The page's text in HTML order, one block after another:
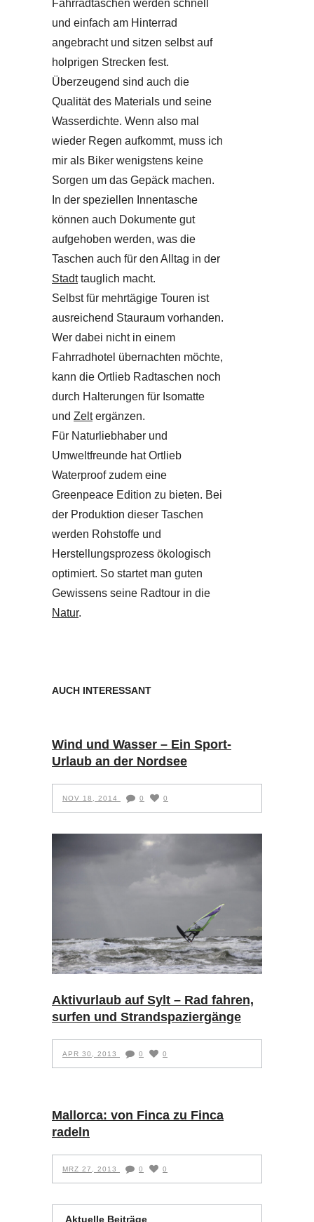
Fahrradtaschen werden schnell
und einfach am Hinterrad
angebracht und sitzen selbst auf
holprigen Strecken fest.
Überzeugend sind auch die
Qualität des Materials und seine
Wasserdichte. Wenn also mal
wieder Regen aufkommt, muss ich
mir als Biker wenigstens keine
Sorgen um das Gepäck machen.
In der speziellen Innentasche
können auch Dokumente gut
aufgehoben werden, was die
Taschen auch für den Alltag in der
Stadttauglich macht.
Selbst für mehrtägige Touren ist
ausreichend Stauraum vorhanden.
Wer dabei nicht in einem
Fahrradhotel übernachten möchte,
kann die Ortlieb Radtaschen noch
durch Halterungen für Isomatte
und Zeltergänzen.
Für Naturliebhaber und
Umweltfreunde hat Ortlieb
Waterproof zudem eine
Greenpeace Edition zu bieten. Bei
der Produktion dieser Taschen
werden Rohstoffe und
Herstellungsprozess ökologisch
optimiert. So startet man guten
Gewissens seine Radtour in die
Natur.
AUCH INTERESSANT
Wind und Wasser – Ein Sport-
Urlaub an der Nordsee
NOV 18, 2014 0 0
Aktivurlaub auf Sylt – Rad fahren,
surfen und Strandspaziergänge
APR 30, 2013 0 0
Mallorca: von Finca zu Finca
radeln
MRZ 27, 2013 0 0
Aktuelle Beiträge